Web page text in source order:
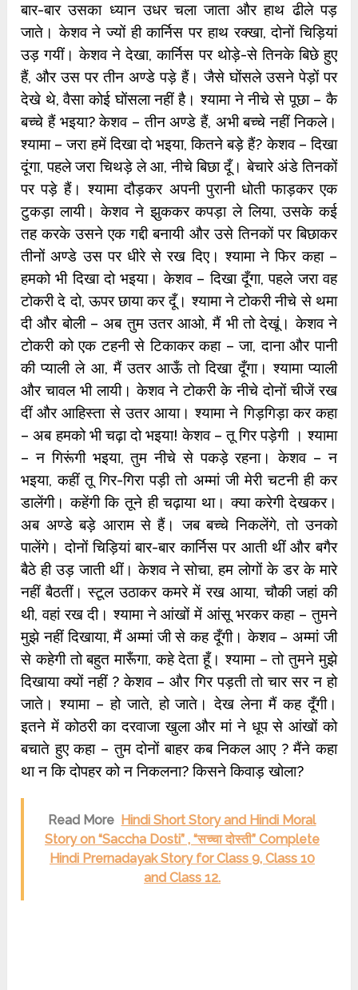
बार-बार उसका ध्यान उधर चला जाता और हाथ ढीले पड़
जाते। केशव ने ज्यों ही कार्निस पर हाथ रक्खा, दोनों चिड़ियां
उड़ गयीं। केशव ने देखा, कार्निस पर थोड़े-से तिनके बिछे हुए
हैं, और उस पर तीन अण्डे पड़े हैं। जैसे घोंसले उसने पेड़ों पर
देखे थे, वैसा कोई घोंसला नहीं है। श्यामा ने नीचे से पूछा – कै
बच्चे हैं भइया? केशव – तीन अण्डे हैं, अभी बच्चे नहीं निकले।
श्यामा – जरा हमें दिखा दो भइया, कितने बड़े हैं? केशव – दिखा
दूंगा, पहले जरा चिथड़े ले आ, नीचे बिछा दूँ। बेचारे अंडे तिनकों
पर पड़े हैं। श्यामा दौड़कर अपनी पुरानी धोती फाड़कर एक
टुकड़ा लायी। केशव ने झुककर कपड़ा ले लिया, उसके कई
तह करके उसने एक गद्दी बनायी और उसे तिनकों पर बिछाकर
तीनों अण्डे उस पर धीरे से रख दिए। श्यामा ने फिर कहा –
हमको भी दिखा दो भइया। केशव – दिखा दूँगा, पहले जरा वह
टोकरी दे दो, ऊपर छाया कर दूँ। श्यामा ने टोकरी नीचे से थमा
दी और बोली – अब तुम उतर आओ, मैं भी तो देखूं। केशव ने
टोकरी को एक टहनी से टिकाकर कहा – जा, दाना और पानी
की प्याली ले आ, मैं उतर आऊँ तो दिखा दूँगा। श्यामा प्याली
और चावल भी लायी। केशव ने टोकरी के नीचे दोनों चीजें रख
दीं और आहिस्ता से उतर आया। श्यामा ने गिड़गिड़ा कर कहा
– अब हमको भी चढ़ा दो भइया! केशव – तू गिर पड़ेगी । श्यामा
– न गिरूंगी भइया, तुम नीचे से पकड़े रहना। केशव – न
भइया, कहीं तू गिर-गिरा पड़ी तो अम्मां जी मेरी चटनी ही कर
डालेंगी। कहेंगी कि तूने ही चढ़ाया था। क्या करेगी देखकर।
अब अण्डे बड़े आराम से हैं। जब बच्चे निकलेंगे, तो उनको
पालेंगे। दोनों चिड़ियां बार-बार कार्निस पर आती थीं और बगैर
बैठे ही उड़ जाती थीं। केशव ने सोचा, हम लोगों के डर के मारे
नहीं बैठतीं। स्टूल उठाकर कमरे में रख आया, चौकी जहां की
थी, वहां रख दी। श्यामा ने आंखों में आंसू भरकर कहा – तुमने
मुझे नहीं दिखाया, मैं अम्मां जी से कह दूँगी। केशव – अम्मां जी
से कहेगी तो बहुत मारूँगा, कहे देता हूँ। श्यामा – तो तुमने मुझे
दिखाया क्यों नहीं ? केशव – और गिर पड़ती तो चार सर न हो
जाते। श्यामा – हो जाते, हो जाते। देख लेना मैं कह दूँगी।
इतने में कोठरी का दरवाजा खुला और मां ने धूप से आंखों को
बचाते हुए कहा – तुम दोनों बाहर कब निकल आए ? मैंने कहा
था न कि दोपहर को न निकलना? किसने किवाड़ खोला?
Read More Hindi Short Story and Hindi Moral
Story on “Saccha Dosti” , “सच्चा दोस्ती” Complete
Hindi Prernadayak Story for Class 9, Class 10
and Class 12.